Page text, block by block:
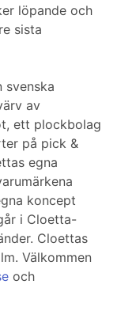
löpande och
sista
svenska
av
ett plockbolag
på pick &
egna
koncept
i Cloetta-
Cloettas
Välkommen
och